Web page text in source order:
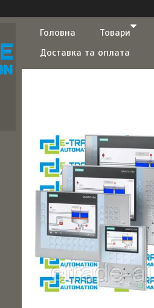
Головна Товари
Доставка та оплата